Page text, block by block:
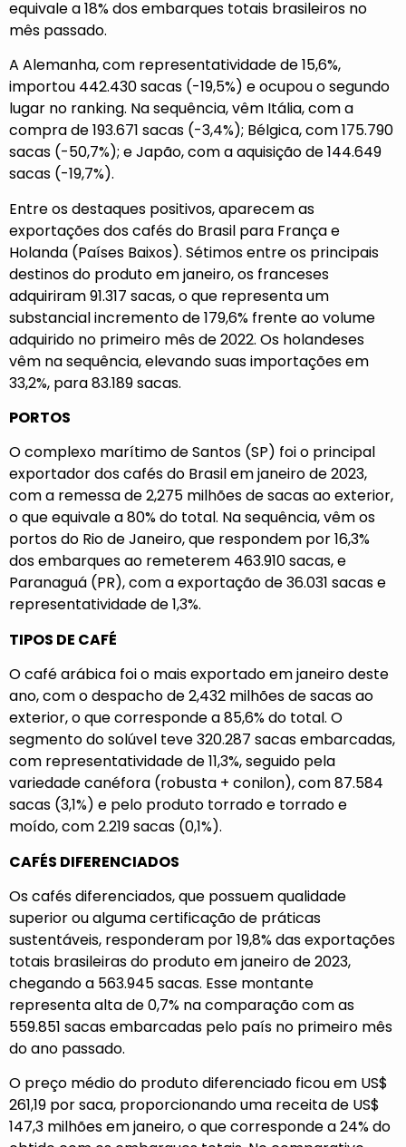
equivale a 18% dos embarques totais brasileiros no
mês passado.
A Alemanha, com representatividade de 15,6%,
importou 442.430 sacas (-19,5%) e ocupou o segundo
lugar no ranking. Na sequência, vêm Itália, com a
compra de 193.671 sacas (-3,4%); Bélgica, com 175.790
sacas (-50,7%); e Japão, com a aquisição de 144.649
sacas (-19,7%).
Entre os destaques positivos, aparecem as
exportações dos cafés do Brasil para França e
Holanda (Países Baixos). Sétimos entre os principais
destinos do produto em janeiro, os franceses
adquiriram 91.317 sacas, o que representa um
substancial incremento de 179,6% frente ao volume
adquirido no primeiro mês de 2022. Os holandeses
vêm na sequência, elevando suas importações em
33,2%, para 83.189 sacas.
PORTOS
O complexo marítimo de Santos (SP) foi o principal
exportador dos cafés do Brasil em janeiro de 2023,
com a remessa de 2,275 milhões de sacas ao exterior,
o que equivale a 80% do total. Na sequência, vêm os
portos do Rio de Janeiro, que respondem por 16,3%
dos embarques ao remeterem 463.910 sacas, e
Paranaguá (PR), com a exportação de 36.031 sacas e
representatividade de 1,3%.
TIPOS DE CAFÉ
O café arábica foi o mais exportado em janeiro deste
ano, com o despacho de 2,432 milhões de sacas ao
exterior, o que corresponde a 85,6% do total. O
segmento do solúvel teve 320.287 sacas embarcadas,
com representatividade de 11,3%, seguido pela
variedade canéfora (robusta + conilon), com 87.584
sacas (3,1%) e pelo produto torrado e torrado e
moído, com 2.219 sacas (0,1%).
CAFÉS DIFERENCIADOS
Os cafés diferenciados, que possuem qualidade
superior ou alguma certificação de práticas
sustentáveis, responderam por 19,8% das exportações
totais brasileiras do produto em janeiro de 2023,
chegando a 563.945 sacas. Esse montante
representa alta de 0,7% na comparação com as
559.851 sacas embarcadas pelo país no primeiro mês
do ano passado.
O preço médio do produto diferenciado ficou em US$
261,19 por saca, proporcionando uma receita de US$
147,3 milhões em janeiro, o que corresponde a 24% do